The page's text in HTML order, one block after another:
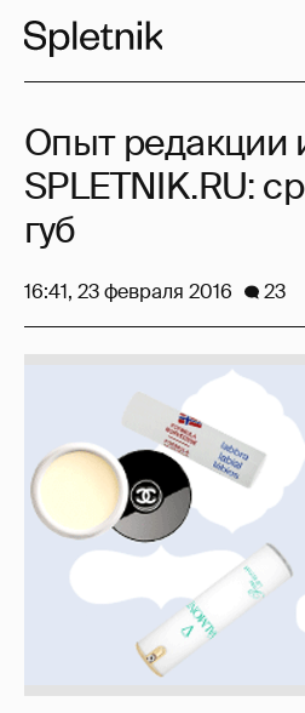
Опыт редакции
SPLETNIK.RU:
губ
16:41, 23 февраля 2016 23